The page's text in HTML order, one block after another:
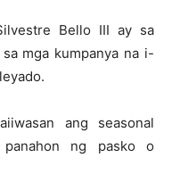
Bello III ay sa
mga kumpanya na i-
ang seasonal
ng pasko o